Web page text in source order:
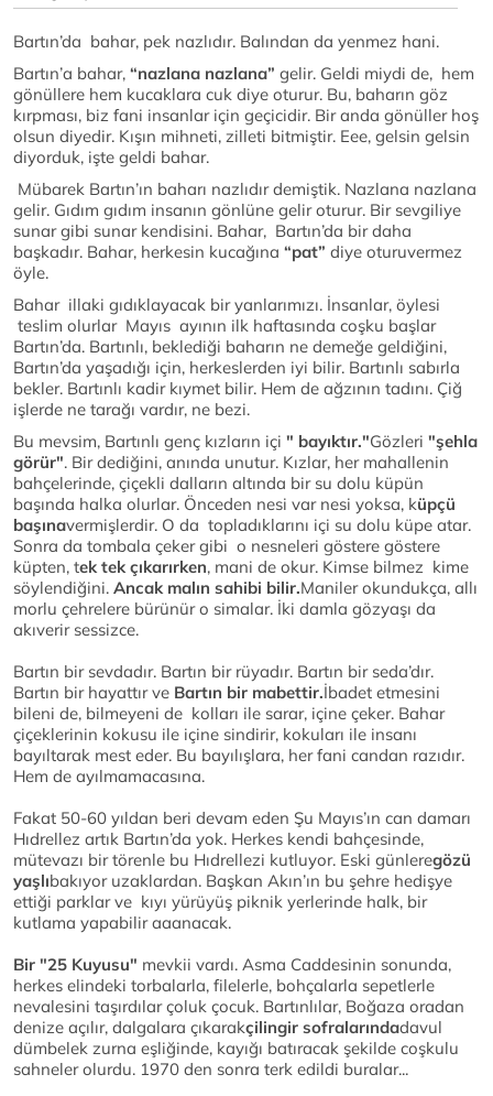
Bartın’da bahar, pek nazlıdır. Balından da yenmez hani.
Bartın’a bahar, “nazlana nazlana” gelir. Geldi miydi de, hem
gönüllere hem kucaklara cuk diye oturur. Bu, baharın göz
kırpması, biz fani insanlar için geçicidir. Bir anda gönüller hoş
olsun diyedir. Kışın mihneti, zilleti bitmiştir. Eee, gelsin gelsin
diyorduk, işte geldi bahar.
Mübarek Bartın’ın baharı nazlıdır demiştik. Nazlana nazlana
gelir. Gıdım gıdım insanın gönlüne gelir oturur. Bir sevgiliye
sunar gibi sunar kendisini. Bahar, Bartın’da bir daha
başkadır. Bahar, herkesin kucağına “pat” diye oturuvermez
öyle.
Bahar illaki gıdıklayacak bir yanlarımızı. İnsanlar, öylesi
teslim olurlar Mayıs ayının ilk haftasında coşku başlar
Bartın’da. Bartınlı, beklediği baharın ne demeğe geldiğini,
Bartın’da yaşadığı için, herkeslerden iyi bilir. Bartınlı sabırla
bekler. Bartınlı kadir kıymet bilir. Hem de ağzının tadını. Çiğ
işlerde ne tarağı vardır, ne bezi.
Bu mevsim, Bartınlı genç kızların içi " bayıktır."Gözleri "şehla
görür". Bir dediğini, anında unutur. Kızlar, her mahallenin
bahçelerinde, çiçekli dalların altında bir su dolu küpün
başında halka olurlar. Önceden nesi var nesi yoksa, küpçü
başınavermişlerdir. O da topladıklarını içi su dolu küpe atar.
Sonra da tombala çeker gibi o nesneleri göstere göstere
küpten, tek tek çıkarırken, mani de okur. Kimse bilmez kime
söylendiğini. Ancak malın sahibi bilir.Maniler okundukça, allı
morlu çehrelere bürünür o simalar. İki damla gözyaşı da
akıverir sessizce.
Bartın bir sevdadır. Bartın bir rüyadır. Bartın bir seda’dır.
Bartın bir hayattır ve Bartın bir mabettir.İbadet etmesini
bileni de, bilmeyeni de kolları ile sarar, içine çeker. Bahar
çiçeklerinin kokusu ile içine sindirir, kokuları ile insanı
bayıltarak mest eder. Bu bayılışlara, her fani candan razıdır.
Hem de ayılmamacasına.
Fakat 50-60 yıldan beri devam eden Şu Mayıs’ın can damarı
Hıdrellez artık Bartın’da yok. Herkes kendi bahçesinde,
mütevazı bir törenle bu Hıdrellezi kutluyor. Eski günleregözü
yaşlıbakıyor uzaklardan. Başkan Akın’ın bu şehre hedişye
ettiği parklar ve kıyı yürüyüş piknik yerlerinde halk, bir
kutlama yapabilir aaanacak.
Bir "25 Kuyusu" mevkii vardı. Asma Caddesinin sonunda,
herkes elindeki torbalarla, filelerle, bohçalarla sepetlerle
nevalesini taşırdılar çoluk çocuk. Bartınlılar, Boğaza oradan
denize açılır, dalgalara çıkarakçilingir sofralarındadavul
dümbelek zurna eşliğinde, kayığı batıracak şekilde coşkulu
sahneler olurdu. 1970 den sonra terk edildi buralar...